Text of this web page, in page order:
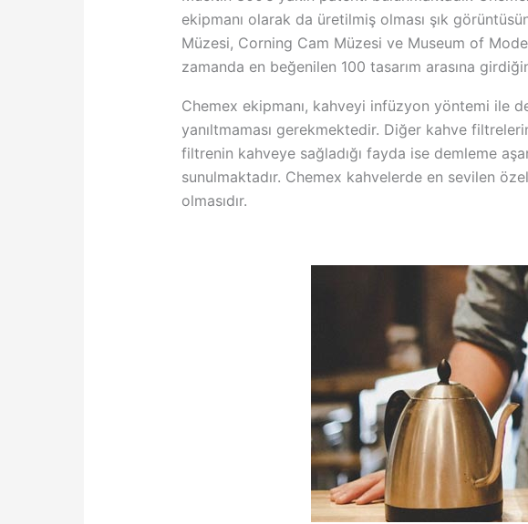
ekipmanı olarak da üretilmiş olması şık
Müzesi, Corning Cam Müzesi ve Museum of
zamanda en beğenilen 100 tasarım arasına
Chemex ekipmanı, kahveyi infüzyon yöntemi ile
yanıltmaması gerekmektedir. Diğer kahve
filtrenin kahveye sağladığı fayda ise demleme
sunulmaktadır. Chemex kahvelerde en sevilen
olmasıdır.